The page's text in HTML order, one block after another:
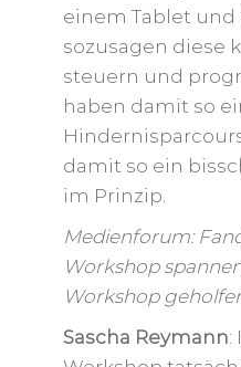
einem Tablet
sozusagen diese
steuern und
haben damit so
damit so ein
im Prinzip.
Medienforum:
Workshop
Workshop
Sascha Reymann: